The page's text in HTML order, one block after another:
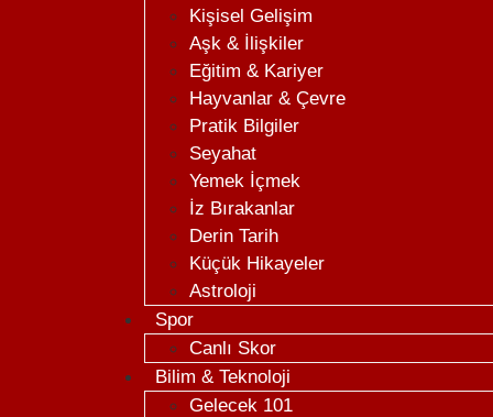
Kişisel Gelişim
Aşk & İlişkiler
Eğitim & Kariyer
Hayvanlar & Çevre
Pratik Bilgiler
Seyahat
Yemek İçmek
İz Bırakanlar
Derin Tarih
Küçük Hikayeler
Astroloji
Spor
Canlı Skor
Bilim & Teknoloji
Gelecek 101